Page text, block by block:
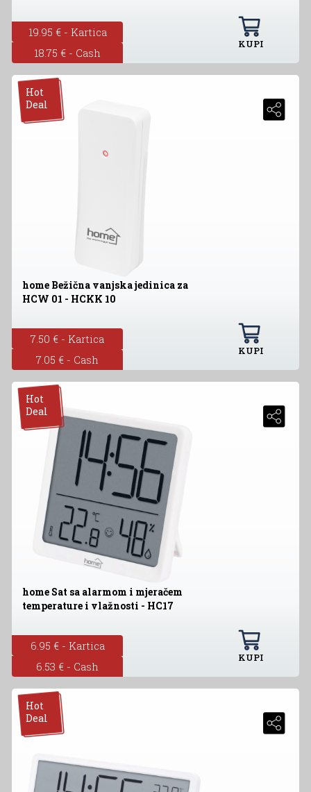
19.95 € - Kartica
18.75 € - Cash
KUPI
Hot
Deal
home Bežična vanjska jedinica za
HCW 01 - HCKK 10
7.50 € - Kartica
7.05 € - Cash
KUPI
Hot
Deal
home Sat sa alarmom i mjeračem
temperature i vlažnosti - HC17
6.95 € - Kartica
6.53 € - Cash
KUPI
Hot
Deal